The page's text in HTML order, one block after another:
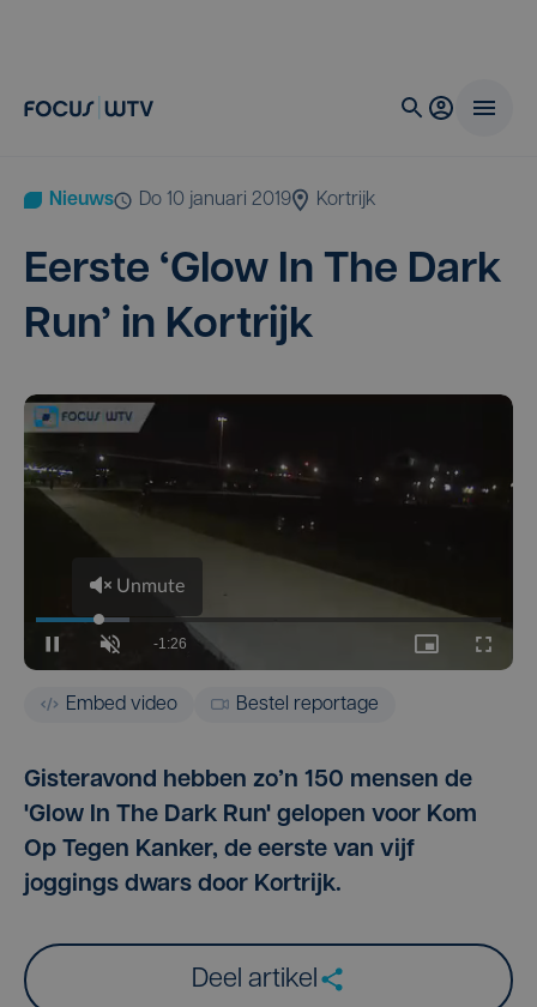
Nieuws do 10 januari 2019 Kortrijk
Eer­ste ‘Glow In The Dark
Run’ in Kortrijk
Embed video Bestel reportage
Gisteravond hebben zo’n 150 mensen de
'Glow In The Dark Run' gelopen voor Kom
Op Tegen Kanker, de eerste van vijf
joggings dwars door Kortrijk.
Deel artikel